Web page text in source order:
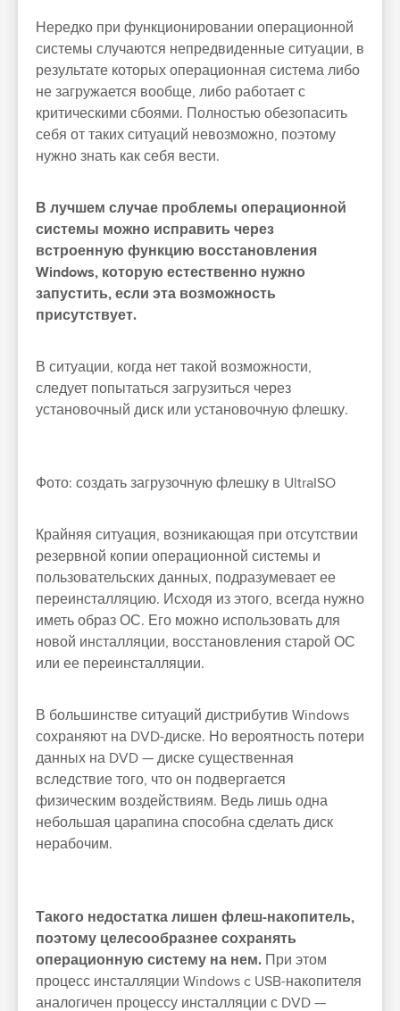
Нередко при функционировании операционной
системы случаются непредвиденные ситуации, в
результате которых операционная система либо
не загружается вообще, либо работает с
критическими сбоями. Полностью обезопасить
себя от таких ситуаций невозможно, поэтому
нужно знать как себя вести.
В лучшем случае проблемы операционной
системы можно исправить через
встроенную функцию восстановления
Windows, которую естественно нужно
запустить, если эта возможность
присутствует.
В ситуации, когда нет такой возможности,
следует попытаться загрузиться через
установочный диск или установочную флешку.
Фото: создать загрузочную флешку в UltraISO
Крайняя ситуация, возникающая при отсутствии
резервной копии операционной системы и
пользовательских данных, подразумевает ее
переинсталляцию. Исходя из этого, всегда нужно
иметь образ ОС. Его можно использовать для
новой инсталляции, восстановления старой ОС
или ее переинсталляции.
В большинстве ситуаций дистрибутив Windows
сохраняют на DVD-диске. Но вероятность потери
данных на DVD — диске существенная
вследствие того, что он подвергается
физическим воздействиям. Ведь лишь одна
небольшая царапина способна сделать диск
нерабочим.
Такого недостатка лишен флеш-накопитель,
поэтому целесообразнее сохранять
операционную систему на нем. При этом
процесс инсталляции Windows c USB-накопителя
аналогичен процессу инсталляции с DVD —